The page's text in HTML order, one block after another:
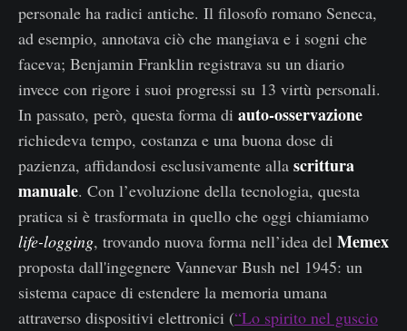
personale ha radici antiche. Il filosofo romano Seneca,
ad esempio, annotava ciò che mangiava e i sogni che
faceva; Benjamin Franklin registrava su un diario
invece con rigore i suoi progressi su 13 virtù personali.
In passato, però, questa forma di auto-osservazione
richiedeva tempo, costanza e una buona dose di
pazienza, affidandosi esclusivamente alla scrittura
manuale. Con l’evoluzione della tecnologia, questa
pratica si è trasformata in quello che oggi chiamiamo
life-logging, trovando nuova forma nell’idea del Memex
proposta dall'ingegnere Vannevar Bush nel 1945: un
sistema capace di estendere la memoria umana
attraverso dispositivi elettronici (“Lo spirito nel guscio